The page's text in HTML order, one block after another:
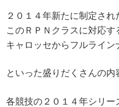
２０１４年新たに制定され
このＲＰＮクラスに対応
キャロッセからフルライン
といった盛りだくさんの内
各競技の２０１４年シリー